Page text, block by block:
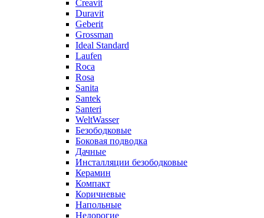
Creavit
Duravit
Geberit
Grossman
Ideal Standard
Laufen
Roca
Rosa
Sanita
Santek
Santeri
WeltWasser
Безободковые
Боковая подводка
Дачные
Инсталляции безободковые
Керамин
Компакт
Коричневые
Напольные
Недорогие